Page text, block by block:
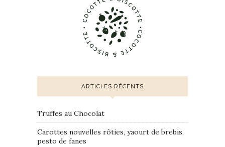
ARTICLES RÉCENTS
Truffes au Chocolat
Carottes nouvelles rôties, yaourt de brebis,
pesto de fanes